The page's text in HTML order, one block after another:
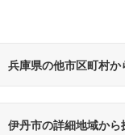
兵庫県の他市区町村か
伊丹市の詳細地域から